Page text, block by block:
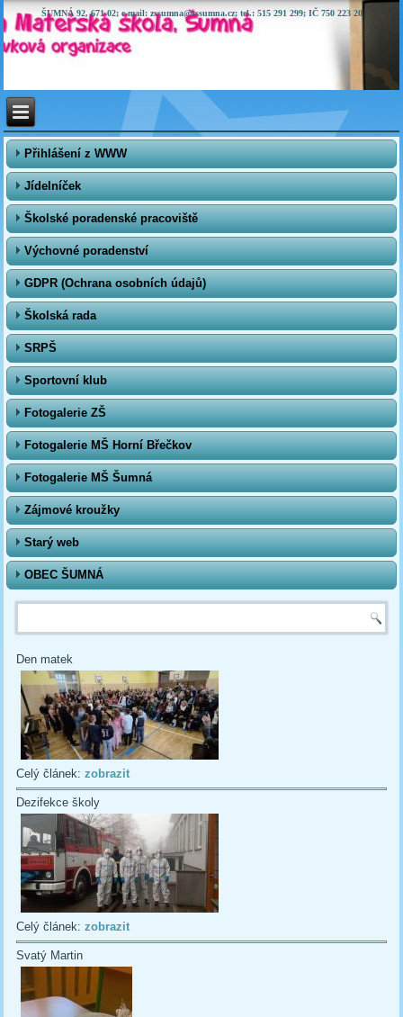
ŠUMNÁ 92, 671 02; e-mail: zssumna@zssumna.cz; tel.: 515 291 299; IČ 750 223 20
Přihlášení z WWW
Jídelníček
Školské poradenské pracoviště
Výchovné poradenství
GDPR (Ochrana osobních údajů)
Školská rada
SRPŠ
Sportovní klub
Fotogalerie ZŠ
Fotogalerie MŠ Horní Břečkov
Fotogalerie MŠ Šumná
Zájmové kroužky
Starý web
OBEC ŠUMNÁ
Vyhledávání
Den matek
Celý článek:zobrazit
Dezifekce školy
Celý článek:zobrazit
Svatý Martin